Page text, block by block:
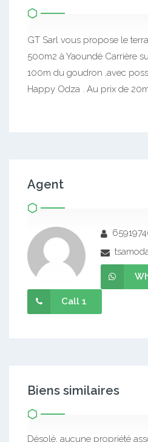
GT Sarl vous propose le
500m2 à Yaoundé Carrière
100m du goudron ,avec
Happy Odza . Au prix de
Agent
Call 1
Biens similaires
Désolé, aucune propriété